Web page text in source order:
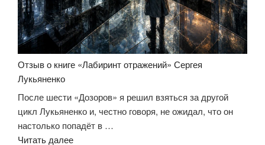
Отзыв о книге «Лабиринт отражений» Сергея
Лукьяненко
После шести «Дозоров» я решил взяться за другой
цикл Лукьяненко и, честно говоря, не ожидал, что он
настолько попадёт в …
Читать далее«Отзыв